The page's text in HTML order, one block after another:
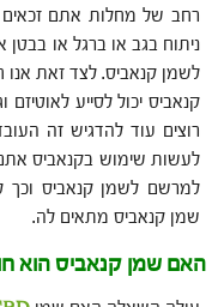
רחב של מחלות אתם
ניתוח בגב או ברגל או
לשמן קנאביס. לצד זאת אנו
קנאביס יכול לסייע
רוצים עוד להדגיש זה
לעשות שימוש בקנאביס
למרשם לשמן קנאביס
שמן קנאביס מתאים לה.
האם שמן קנאביס הוא